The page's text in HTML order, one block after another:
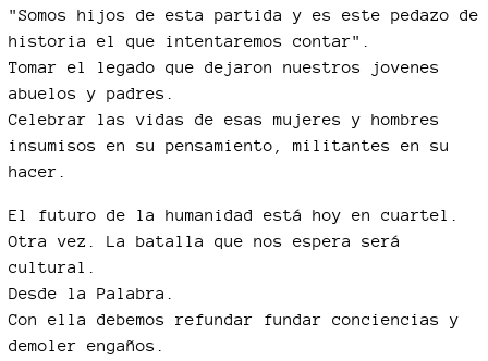
"Somos hijos de esta partida y es este pedazo de
historia el que intentaremos contar".
Tomar el legado que dejaron nuestros jovenes
abuelos y padres.
Celebrar las vidas de esas mujeres y hombres
insumisos en su pensamiento, militantes en su
hacer.
El futuro de la humanidad está hoy en cuartel.
Otra vez. La batalla que nos espera será
cultural.
Desde la Palabra.
Con ella debemos refundar fundar conciencias y
demoler engaños.